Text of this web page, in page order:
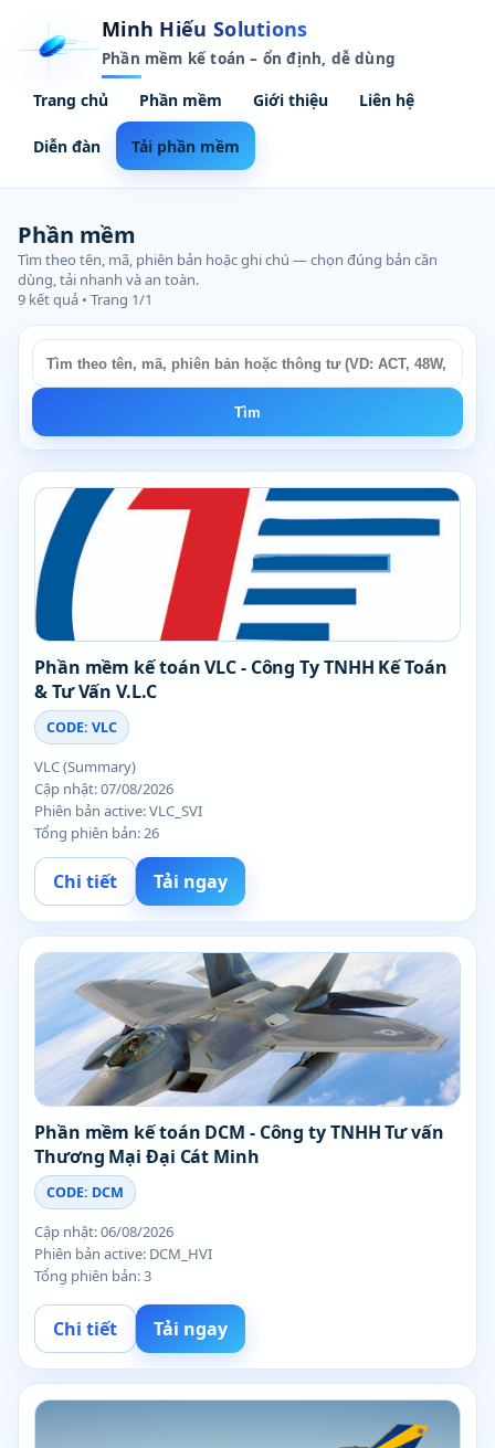
Minh Hiếu Solutions
Phần mềm kế toán – ổn định, dễ dùng
Trang chủ Phần mềm Giới thiệu Liên hệ
Diễn đàn Tải phần mềm
Phần mềm
Tìm theo tên, mã, phiên bản hoặc ghi chú — chọn đúng bản cần
dùng, tải nhanh và an toàn.
9 kết quả • Trang 1/1
Tìm
Phần mềm kế toán VLC - Công Ty TNHH Kế Toán
& Tư Vấn V.L.C
CODE: VLC
VLC (Summary)
Cập nhật: 07/08/2026
Phiên bản active: VLC_SVI
Tổng phiên bản: 26
Chi tiết Tải ngay
Phần mềm kế toán DCM - Công ty TNHH Tư vấn
Thương Mại Đại Cát Minh
CODE: DCM
Cập nhật: 06/08/2026
Phiên bản active: DCM_HVI
Tổng phiên bản: 3
Chi tiết Tải ngay